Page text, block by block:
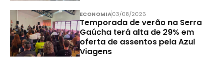
ECONOMIA03/08/2026
Temporada de verão na Serra
Gaúcha terá alta de 29% em
oferta de assentos pela Azul
Viagens